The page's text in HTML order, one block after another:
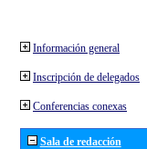
Información general
Inscripción de delegados
Conferencias conexas
Sala de redacción